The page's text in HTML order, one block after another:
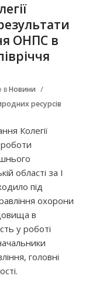
ОНПС в
вНовини /
ресурсів
Колегії
області за І
під
охорони
в
у роботі
головні